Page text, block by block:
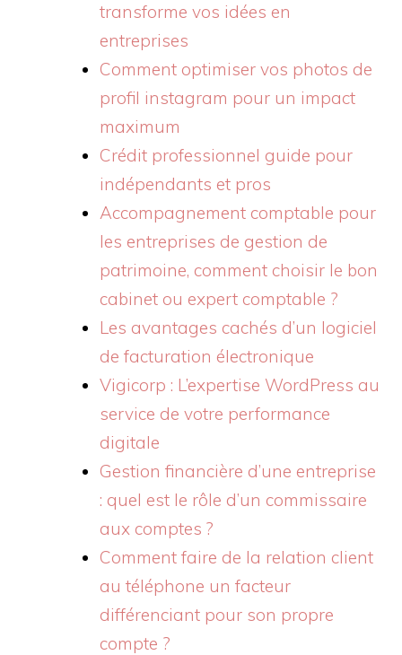
transforme vos idées en
entreprises
Comment optimiser vos photos de
profil instagram pour un impact
maximum
Crédit professionnel guide pour
indépendants et pros
Accompagnement comptable pour
les entreprises de gestion de
patrimoine, comment choisir le bon
cabinet ou expert comptable ?
Les avantages cachés d’un logiciel
de facturation électronique
Vigicorp : L’expertise WordPress au
service de votre performance
digitale
Gestion financière d’une entreprise
: quel est le rôle d’un commissaire
aux comptes ?
Comment faire de la relation client
au téléphone un facteur
différenciant pour son propre
compte ?